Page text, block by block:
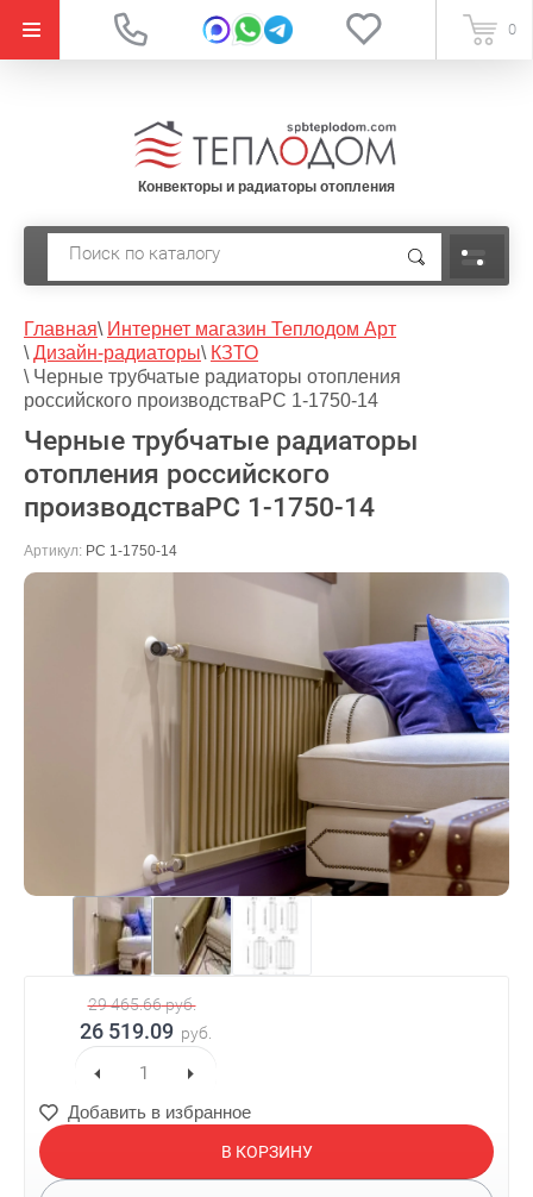
0
Конвекторы и радиаторы отопления
Главная\ Интернет магазин Теплодом Арт
\ Дизайн-радиаторы\ КЗТО
\ Черные трубчатые радиаторы отопления
российского производстваPC 1-1750-14
Черные трубчатые радиаторы
отопления российского
производстваPC 1-1750-14
Артикул: PC 1-1750-14
Добавить в избранное
29 465.66руб.
26 519.09 руб.
В КОРЗИНУ